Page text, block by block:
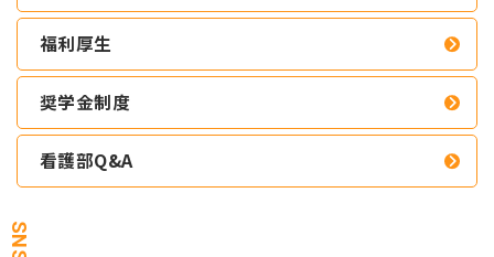
福利厚生
奨学金制度
看護部Q&A
SNS